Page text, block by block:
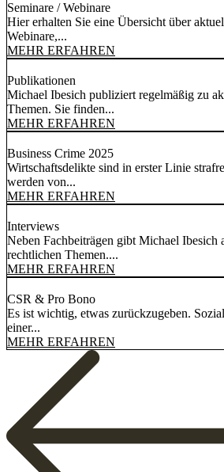
Seminare / Webinare
Hier erhalten Sie eine Übersicht über
Webinare,...
MEHR ERFAHREN
Publikationen
Michael Ibesich publiziert regelmäßig zu
Themen. Sie finden...
MEHR ERFAHREN
Business Crime 2025
Wirtschaftsdelikte sind in erster Linie
werden von...
MEHR ERFAHREN
Interviews
Neben Fachbeiträgen gibt Michael Ibesich
rechtlichen Themen....
MEHR ERFAHREN
CSR & Pro Bono
Es ist wichtig, etwas zurückzugeben.
einer...
MEHR ERFAHREN